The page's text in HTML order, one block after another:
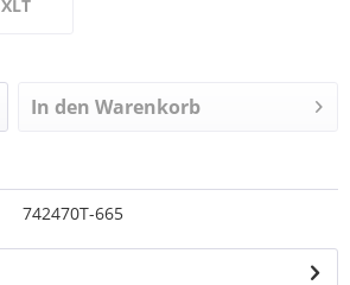
XLT
In den Warenkorb
742470T-665